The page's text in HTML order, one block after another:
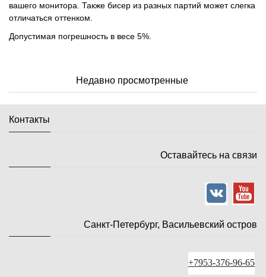
вашего монитора. Также бисер из разных партий может слегка
отличаться оттенком.
Допустимая погрешность в весе 5%.
Недавно просмотренные
Контакты
Оставайтесь на связи
Санкт-Петербург, Васильевский остров
+7953-376-96-65